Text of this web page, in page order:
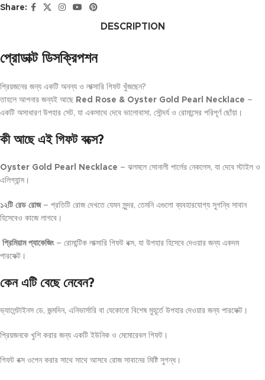
Share:
DESCRIPTION
প্রোডাক্ট ডিসক্রিপশন
প্রিয়জনের জন্য একটি অনন্য ও লাক্সারি গিফট খুঁজছেন?
তাহলে আপনার জন্যই আছে Red Rose & Oyster Gold Pearl Necklace –
একটি অসাধারণ উপহার সেট, যা একসাথে দেবে ভালোবাসা, সৌন্দর্য ও রোমান্সের পরিপূর্ণ ছোঁয়া।
কী আছে এই গিফট বক্সে?
Oyster Gold Pearl Necklace – ঝলমলে সোনালী পার্লের নেকলেস, যা দেবে স্টাইল ও
এলিগ্যান্স।
১২টি রেড রোজ– প্রতিটি রোজ দেখতে যেমন সুন্দর, তেমনি এগুলো ব্যবহারযোগ্য সুগন্ধি সাবান
হিসেবেও কাজে লাগবে।
প্রিমিয়াম প্যাকেজিং– রোমান্টিক লাক্সারি গিফট বক্স, যা উপহার হিসেবে দেওয়ার জন্য একদম
পারফেক্ট।
কেন এটি বেছে নেবেন?
ভ্যালেন্টাইনস ডে, জন্মদিন, এনিভার্সারি বা যেকোনো বিশেষ মুহূর্তে উপহার দেওয়ার জন্য পারফেক্ট।
প্রিয়জনকে খুশি করার জন্য একটি ইউনিক ও মেমোরেবল গিফট।
গিফট বক্স ওপেন করার সাথে সাথে আসবে রোজ সাবানের মিষ্টি সুগন্ধ।